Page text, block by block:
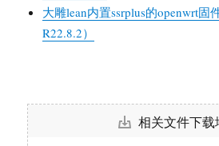
大雕lean内置ssrplus的openwrt固
R22.8.2）
相关文件下载